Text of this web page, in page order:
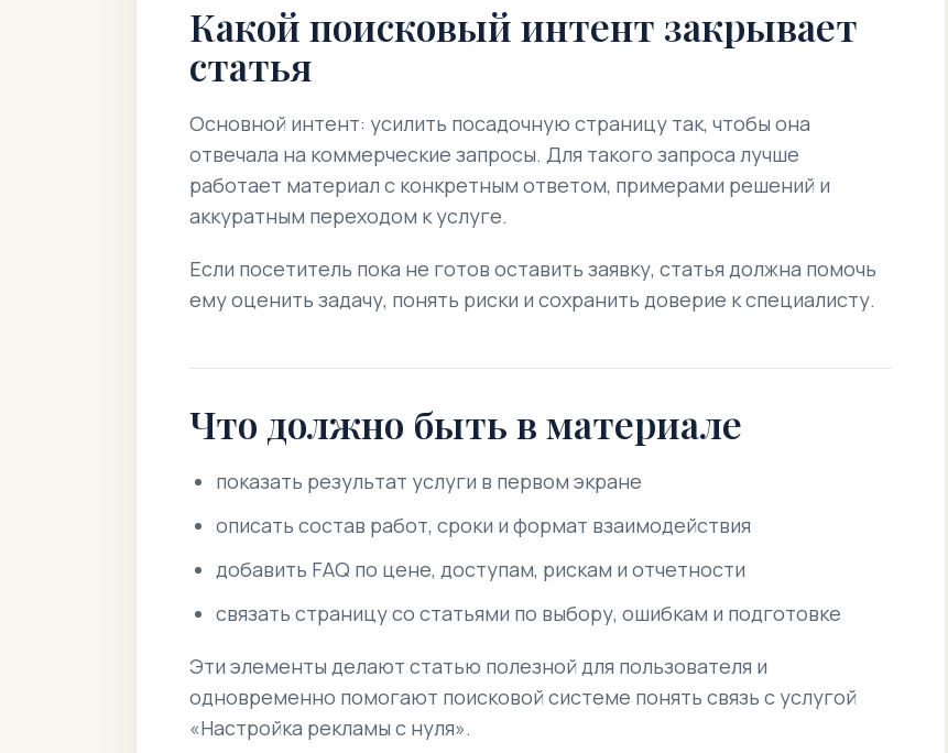
Какой поисковый интент закрывает
статья
Основной интент: усилить посадочную страницу так, чтобы она
отвечала на коммерческие запросы. Для такого запроса лучше
работает материал с конкретным ответом, примерами решений и
аккуратным переходом к услуге.
Если посетитель пока не готов оставить заявку, статья должна помочь
ему оценить задачу, понять риски и сохранить доверие к специалисту.
Что должно быть в материале
показать результат услуги в первом экране
описать состав работ, сроки и формат взаимодействия
добавить FAQ по цене, доступам, рискам и отчетности
связать страницу со статьями по выбору, ошибкам и подготовке
Эти элементы делают статью полезной для пользователя и
одновременно помогают поисковой системе понять связь с услугой
«Настройка рекламы с нуля».